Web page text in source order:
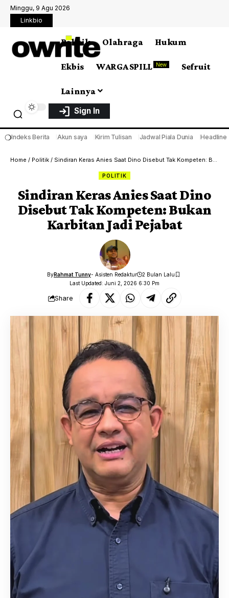
Minggu, 9 Agu 2026
Linkbio
Politik Olahraga Hukum
Ekbis WARGA SPILL New Sefruit
Lainnya
Sign In
❍Indeks Berita Akun saya Kirim Tulisan Jadwal Piala Dunia Headline
Home / Politik / Sindiran Keras Anies Saat Dino Disebut Tak Kompeten: Bukan Karbitan Jadi Pejabat
POLITIK
Sindiran Keras Anies Saat Dino
Disebut Tak Kompeten: Bukan
Karbitan Jadi Pejabat
Last Updated: Juni 2, 2026 6:30 Pm
ByRahmat Tunny- Asisten Redaktur 2 Bulan Lalu
Share